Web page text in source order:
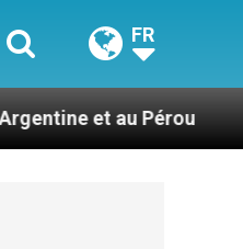
FR
Pérou Des